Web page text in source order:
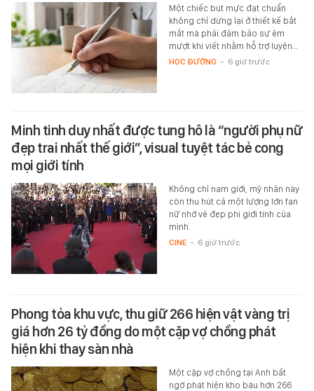
Một chiếc bút mực đạt chuẩn
không chỉ dừng lại ở thiết kế bắt
mắt mà phải đảm bảo sự êm
mượt khi viết nhằm hỗ trợ luyện…
HỌC ĐƯỜNG - 6 giờ trước
Minh tinh duy nhất được tung hô là “người phụ nữ
đẹp trai nhất thế giới”, visual tuyệt tác bẻ cong
mọi giới tính
Không chỉ nam giới, mỹ nhân này
còn thu hút cả một lượng lớn fan
nữ nhờ vẻ đẹp phi giới tính của
mình.
CINE - 6 giờ trước
Phong tỏa khu vực, thu giữ 266 hiện vật vàng trị
giá hơn 26 tỷ đồng do một cặp vợ chồng phát
hiện khi thay sàn nhà
Một cặp vợ chồng tại Anh bất
ngờ phát hiện kho báu hơn 266